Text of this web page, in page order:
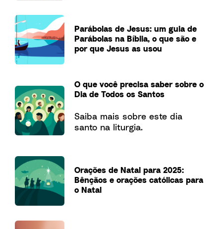
Parábolas de Jesus: um guia de
Parábolas na Bíblia, o que são e
por que Jesus as usou
O que você precisa saber sobre o
Dia de Todos os Santos
Saiba mais sobre este dia
santo na liturgia.
Orações de Natal para 2025:
Bênçãos e orações católicas para
o Natal